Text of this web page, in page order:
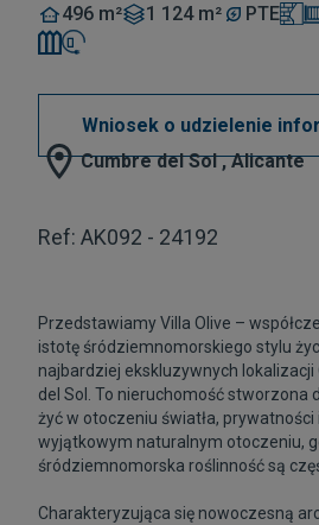
496 m²
1 124 m² PTE
Wniosek o udzielenie
Cumbre del Sol , Alicante
Ref: AK092 - 24192
Przedstawiamy Villa Olive –
istotę śródziemnomorskiego stylu
najbardziej ekskluzywnych lokalizacji
del Sol. To nieruchomość stworzona
żyć w otoczeniu światła, prywatności
wyjątkowym naturalnym otoczeniu,
śródziemnomorska roślinność są
Charakteryzująca się nowoczesną